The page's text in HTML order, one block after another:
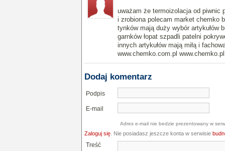
uważam że termoizolacja od piwnic
i zrobiona polecam market chemko
tynków mają duży wybór artykułów
garnków łopat szpadli patelni
innych artykułów mają miłą i
www.chemko.com.pl www.chemko.pl
Dodaj komentarz
Podpis
E-mail
Adres e-mail nie bedzie prezentowany w
Zaloguj się . Nie posiadasz jeszcze konta w serwisie
Treść